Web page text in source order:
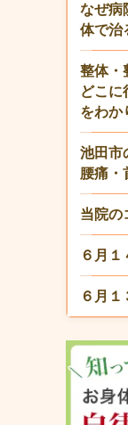
なぜ病
体で治
整体
どこに
をわか
池田市
腰痛・
当院の
６月１
６月１